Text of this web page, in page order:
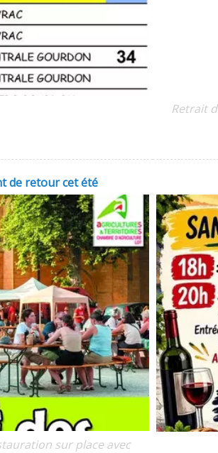
Retrait
de retour cet été
sur place avec